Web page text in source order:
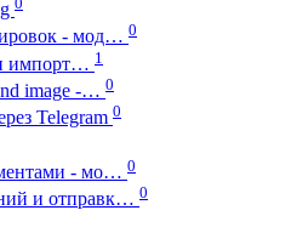
- мод… 0
импорт… 1
image -… 0
Telegram 0
- мо… 0
и отправк… 0